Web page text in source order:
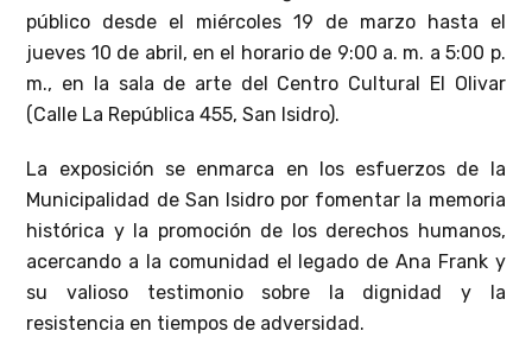
público desde el miércoles 19 de marzo hasta el
jueves 10 de abril, en el horario de 9:00 a. m. a 5:00 p.
m., en la sala de arte del Centro Cultural El Olivar
(Calle La República 455, San Isidro).
La exposición se enmarca en los esfuerzos de la
Municipalidad de San Isidro por fomentar la memoria
histórica y la promoción de los derechos humanos,
acercando a la comunidad el legado de Ana Frank y
su valioso testimonio sobre la dignidad y la
resistencia en tiempos de adversidad.